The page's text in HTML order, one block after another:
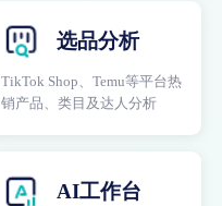
选品分析
TikTok Shop、Temu等平台热
销产品、类目及达人分析
AI工作台